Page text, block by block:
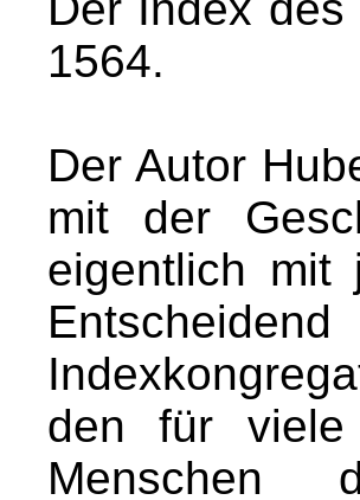
1564.
Der Autor
mit der
eigentlich mit
den für viele
Menschen